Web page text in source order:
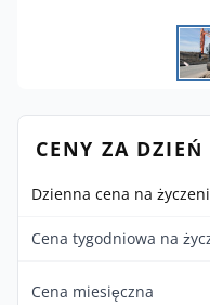
CENY ZA DZIEŃ
Dzienna cena na
Cena tygodniowa na
Cena miesięczna